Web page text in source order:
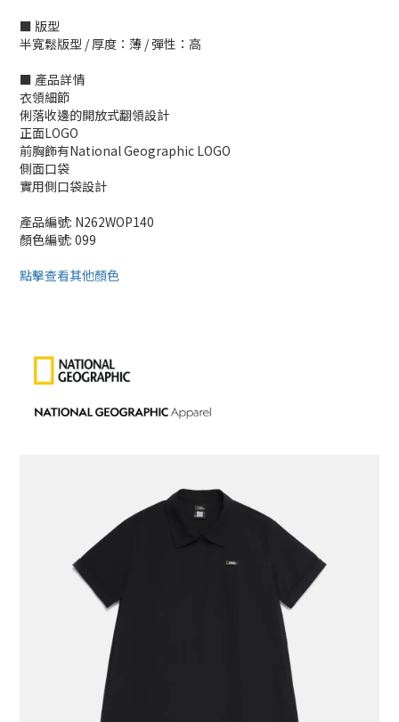
■ 版型
半寬鬆版型 / 厚度：薄 / 彈性：高
■ 產品詳情
衣領細節
俐落收邊的開放式翻領設計
正面LOGO
前胸飾有National Geographic LOGO
側面口袋
實用側口袋設計
產品編號: N262WOP140
顏色編號: 099
點擊查看其他顏色